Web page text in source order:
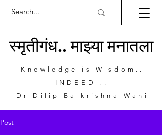
स्मृतीगंध.. माझ्या मनातला
Knowledge is Wisdom..
INDEED !!
Dr Dilip Balkrishna Wani
Post